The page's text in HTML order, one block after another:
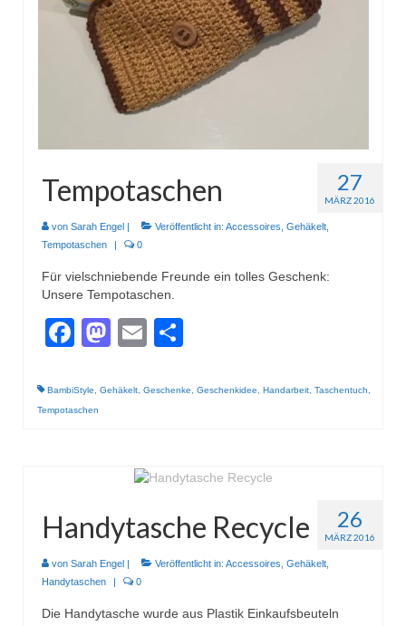
Topflappen
Winterzeit
Schals
Mützen
Stirnbänder
Specials
Waschtaschen
Turnbeutel
Gestrickt
27
MÄRZ 2016
Tempotaschen
von Sarah Engel Veröffentlicht in: Accessoires, Gehäkelt,
Tempotaschen
0
Für vielschniebende Freunde ein tolles Geschenk:
Unsere Tempotaschen.
Facebook
Mastodon
Email
BambiStyle, Gehäkelt, Geschenke, Geschenkidee, Handarbeit, Taschentuch,
Tempotaschen
26
MÄRZ 2016
Handytasche Recycle
von Sarah Engel | Veröffentlicht in: Accessoires Gehäkelt
Handytaschen
| 0
Die Handytasche wurde aus Plastik Einkaufsbeuteln